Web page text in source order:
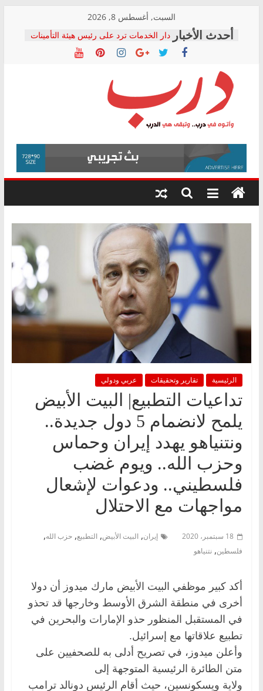
content
السبت, أغسطس 8, 2026
دار الخدمات ترد على رئيس هيئة التأمينات
بعد مؤتمره الصحفي: إنكار الأزمة لا ينهي
معاناة أصحاب المعاشات.. ونطالب بكشف
فرحات سليمان يكتب: القطاع الصحي إلى
أين؟
حزب التحالف الشعبي يطلق لجنة “الحق
في الصحة” بالإسكندرية لرصد الانتهاكات
ودعم المرضى
الوزاري لمدينة الصحفيين.. وانتهاء أعمال
إنشاء المبنى الإداري
المجلس القومي لحقوق الإنسان يعلن
متابعة قضية الدكتور محمد زهران.. ويؤكد:
قرينة البراءة وضمانات المحاكمة العادلة
درب
وأتوه
درب..
وتبقى
هي
الرئيسية تقارير وتحقيقات عربي ودولي
تداعيات التطبيع| البيت الأبيض
يلمح لانضمام 5 دول جديدة..
ونتنياهو يهدد إيران وحماس
وحزب الله.. ويوم غضب
فلسطيني.. ودعوات لإشعال
مواجهات مع الاحتلال
18 سبتمبر، 2020 إيران, البيت الأبيض, التطبيع, حزب الله,
فلسطين, نتنياهو
أكد كبير موظفي البيت الأبيض مارك ميدوز أن دولا
أخرى في منطقة الشرق الأوسط وخارجها قد تحذو
في المستقبل المنظور حذو الإمارات والبحرين في
تطبيع علاقاتها مع إسرائيل.
وأعلن ميدوز، في تصريح أدلى به للصحفيين على
متن الطائرة الرئيسية المتوجهة إلى
ولاية ويسكونسين، حيث أقام الرئيس دونالد ترامب